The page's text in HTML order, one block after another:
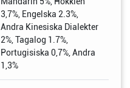
3,7%, Engelska 2.3%,
Andra Kinesiska Dialekter
2%, Tagalog 1.7%,
Portugisiska 0,7%, Andra
1,3%